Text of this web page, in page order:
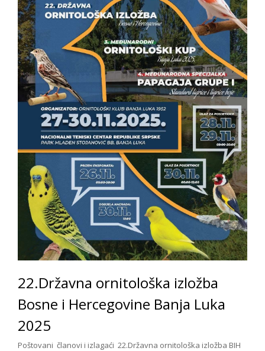
22.Državna ornitološka izložba
Bosne i Hercegovine Banja Luka
2025
Poštovani članovi i izlagaći 22.Državna ornitološka izložba BIH